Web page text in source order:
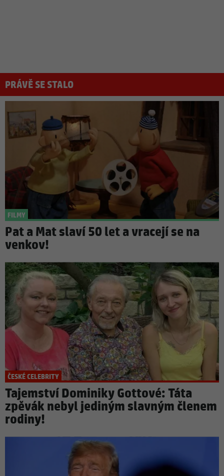
PRÁVĚ SE STALO
FILMY
Pat a Mat slaví 50 let a vracejí se na
venkov!
ČESKÉ CELEBRITY
Tajemství Dominiky Gottové: Táta
zpěvák nebyl jediným slavným členem
rodiny!